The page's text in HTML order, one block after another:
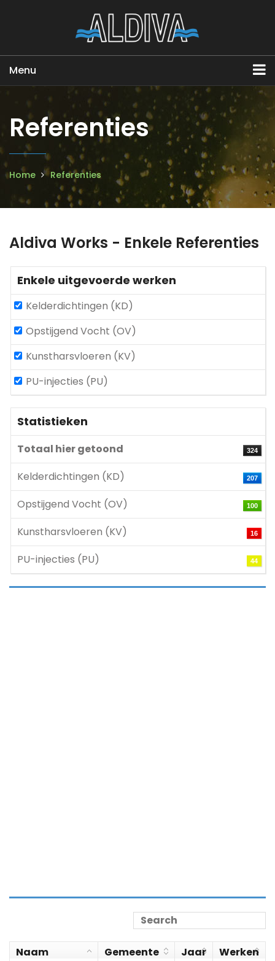
Menu
Referenties
Home Referenties
Aldiva Works - Enkele Referenties
Enkele uitgevoerde werken
Kelderdichtingen (KD)
Opstijgend Vocht (OV)
Kunstharsvloeren (KV)
PU-injecties (PU)
Statistieken
Totaal hier getoond 324
Kelderdichtingen (KD) 207
Opstijgend Vocht (OV) 100
Kunstharsvloeren (KV) 16
PU-injecties (PU) 44
Naam Gemeente Jaar
Werken